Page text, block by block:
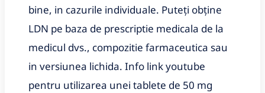
bine, in cazurile individuale. Puteți obține
LDN pe baza de prescriptie medicala de la
medicul dvs., compozitie farmaceutica sau
in versiunea lichida. Info link youtube
pentru utilizarea unei tablete de 50 mg